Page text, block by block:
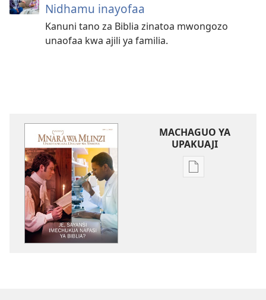
Nidhamu inayofaa
Kanuni tano za Biblia zinatoa mwongozo
unaofaa kwa ajili ya familia.
MACHAGUO YA
UPAKUAJI
Mbinu